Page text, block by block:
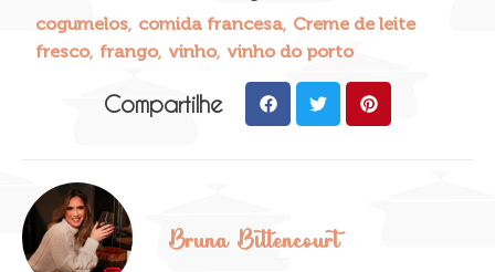
cogumelos comida francesa Creme de leite
fresco, frango, vinho, vinho do porto
Compartilhe
Bruna Bittencourt